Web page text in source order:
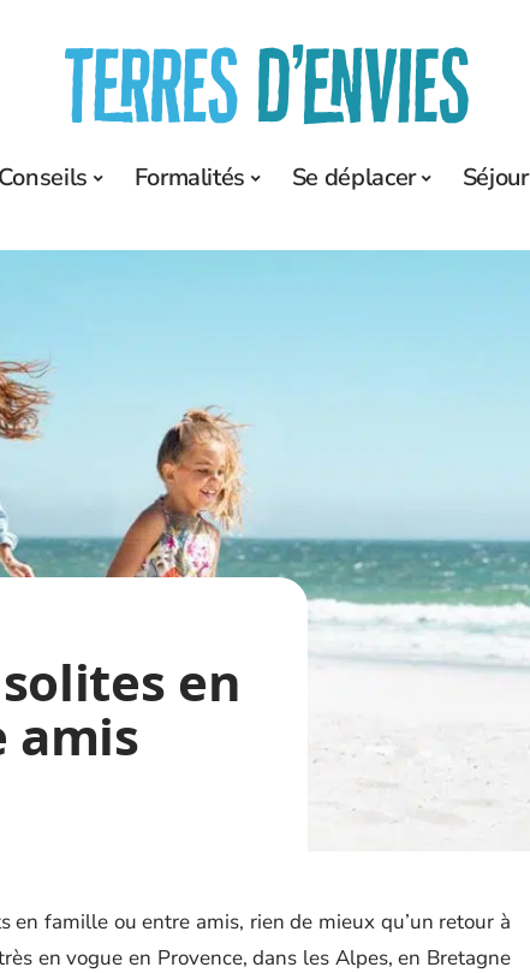
Conseils Formalités Se déplacer Séjour
en
amis
en famille ou entre amis, rien de mieux qu’un retour à
en vogue en Provence, dans les Alpes, en Bretagne